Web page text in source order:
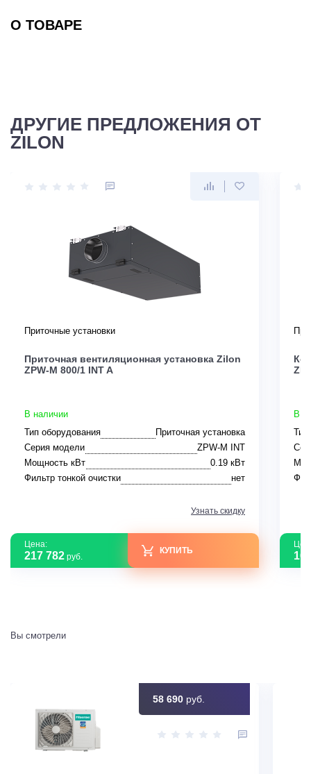
О ТОВАРЕ
ДРУГИЕ ПРЕДЛОЖЕНИЯ ОТ
ZILON
Приточные установки
Приточная вентиляционная установка Zilon
ZPW-M 800/1 INT A
В наличии
Тип оборудования
Приточная установка
Серия модели
ZPW-M INT
Мощность кВт
0.19 кВт
Фильтр тонкой очистки
нет
Узнать скидку
Цена:
217 782 руб.
КУПИТЬ
В
Тип
Вы смотрели
58 690 руб.